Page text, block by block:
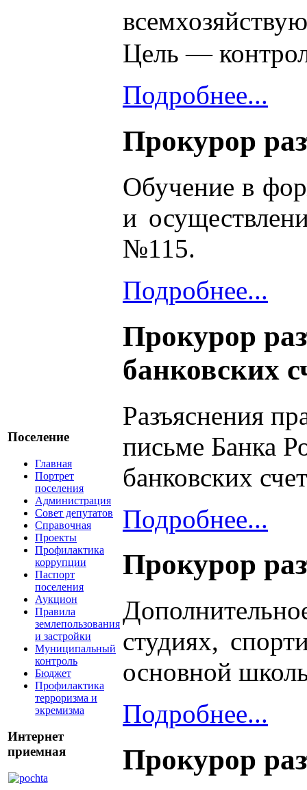
Поселение
Главная
Портрет
поселения
Администрация
Совет депутатов
Справочная
Проекты
Профилактика
коррупции
Паспорт
поселения
Аукцион
Правила
землепользования
и застройки
Муниципальный
контроль
Бюджет
Профилактика
терроризма и
экремизма
Интернет
приемная
Цель —
Подробнее...
Прокурор
Обучение в
и
№115.
Подробнее...
Прокурор
банковских
Разъяснения
письме Банка
банковских
Подробнее...
Прокурор
студиях,
основной
Подробнее...
Прокурор